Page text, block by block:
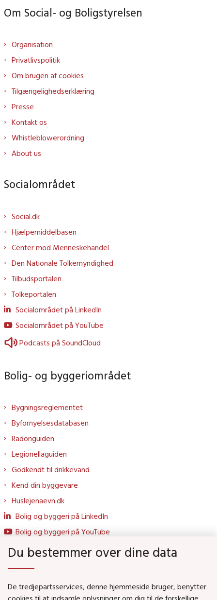
Om Social- og Boligstyrelsen
Organisation
Privatlivspolitik
Om brugen af cookies
Tilgængelighedserklæring
Presse
Kontakt os
Whistleblowerordning
About us
Socialområdet
Social.dk
Hjælpemiddelbasen
Center mod Menneskehandel
Den Nationale Tolkemyndighed
Tilbudsportalen
Tolkeportalen
Socialområdet på LinkedIn
Socialområdet på YouTube
Podcasts på SoundCloud
Bolig- og byggeriområdet
Bygningsreglementet
Byfornyelsesdatabasen
Radonguiden
Legionellaguiden
Godkendt til drikkevand
Kend din byggevare
Huslejenaevn.dk
Bolig og byggeri på LinkedIn
Bolig og byggeri på YouTube
Social- og Boligministeriet
Du bestemmer over dine data
De tredjepartsservices, denne hjemmeside bruger, benytter
cookies til at indsamle oplysninger om dig til de forskellige